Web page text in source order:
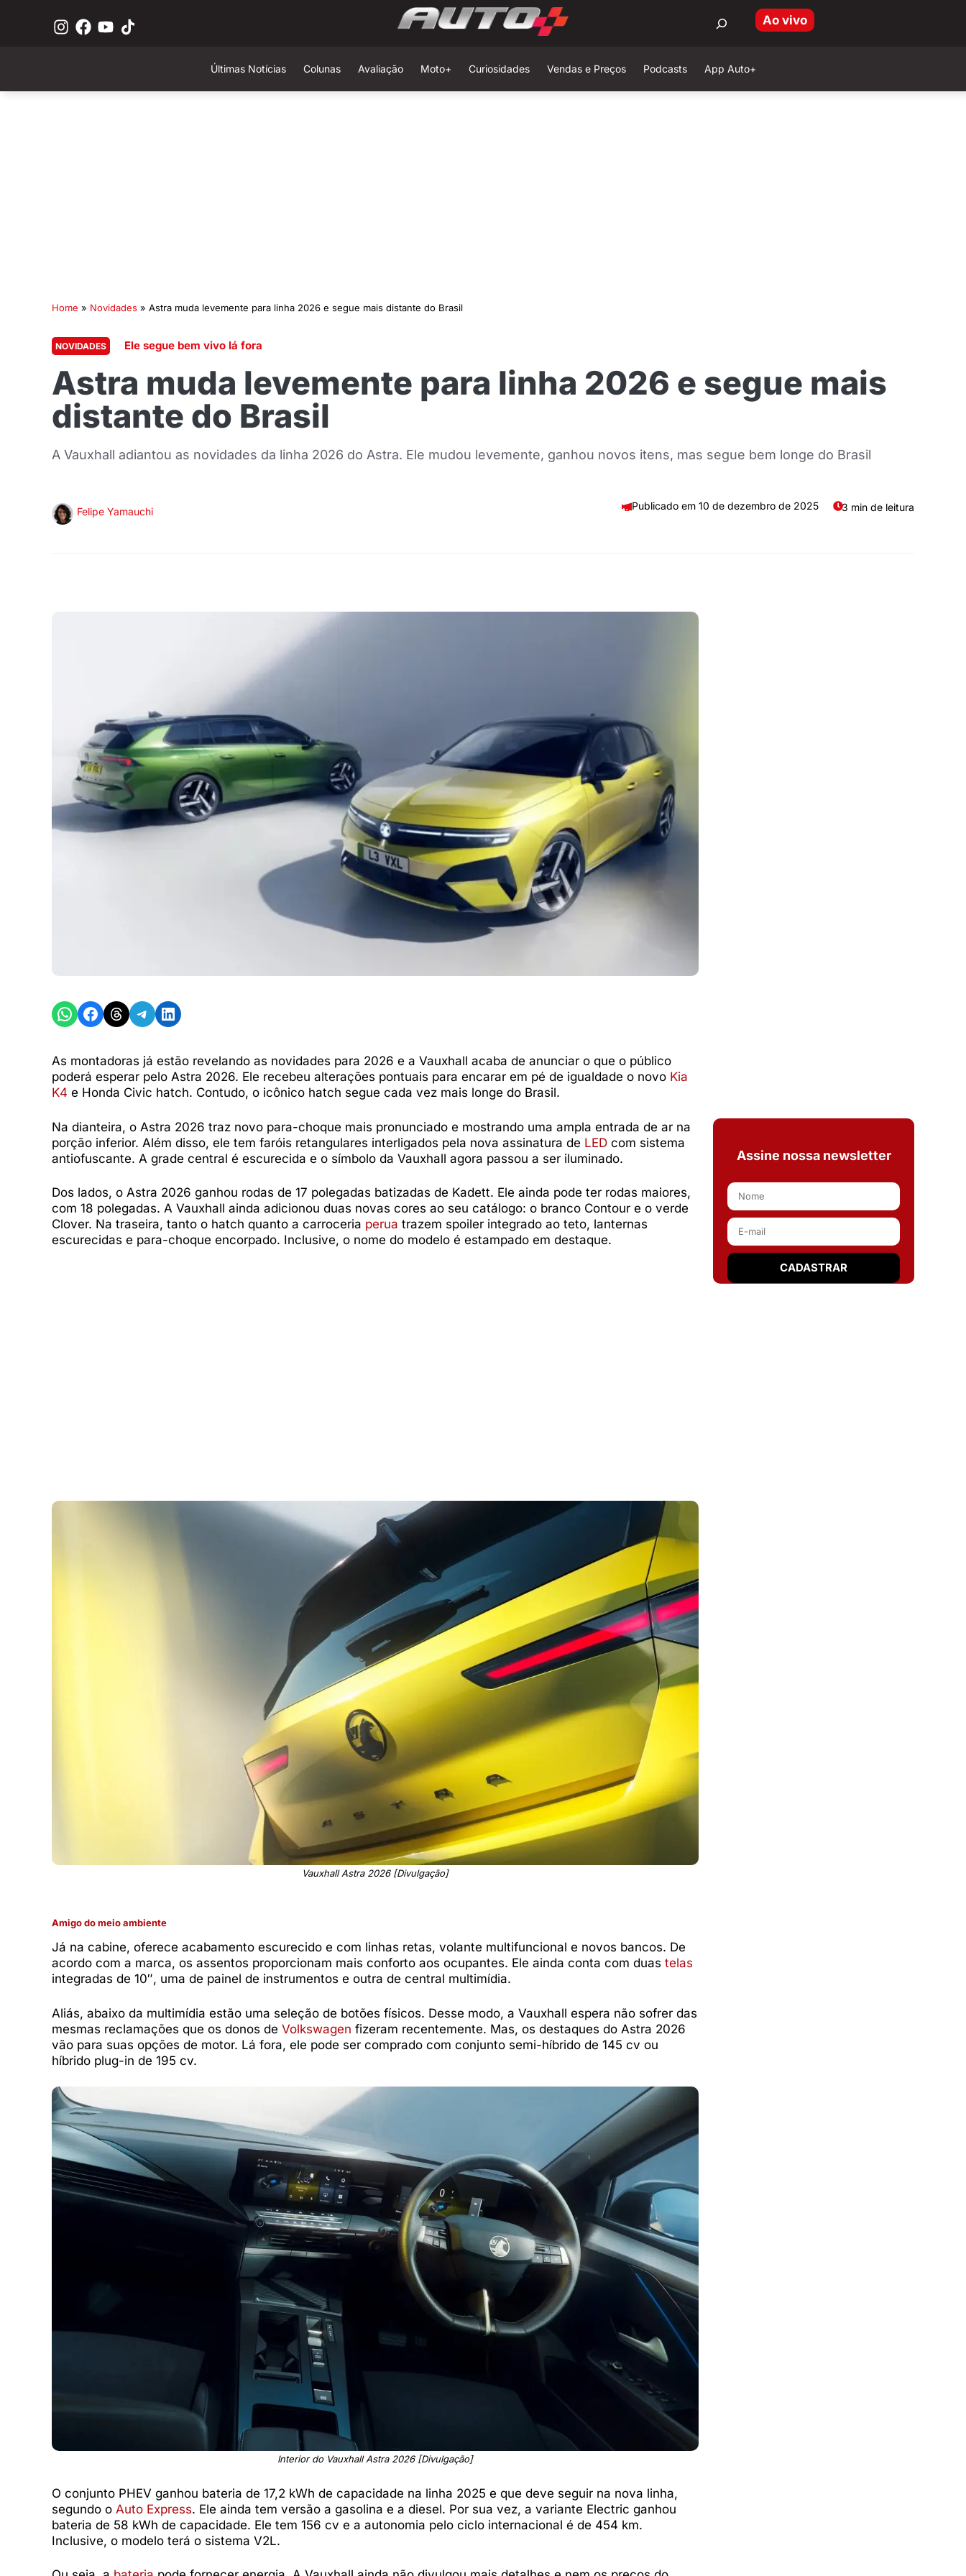
Ao vivo
Últimas Notícias Colunas Avaliação Moto+ Curiosidades Vendas e Preços Podcasts App Auto+
Home » Novidades » Astra muda levemente para linha 2026 e segue mais distante do Brasil
NOVIDADES Ele segue bem vivo lá fora
Astra muda levemente para linha 2026 e segue mais
distante do Brasil
A Vauxhall adiantou as novidades da linha 2026 do Astra. Ele mudou levemente, ganhou novos itens, mas segue bem longe do Brasil
Felipe Yamauchi 10 de dezembro de 2025 3 min de leitura
Share on WhatsApp
Share on Facebook
Share on Threads
Share on Telegram
Share on LinkedIn
As montadoras já estão revelando as novidades para 2026 e a Vauxhall acaba de anunciar o que o público
poderá esperar pelo Astra 2026. Ele recebeu alterações pontuais para encarar em pé de igualdade o novo Kia
K4 e Honda Civic hatch. Contudo, o icônico hatch segue cada vez mais longe do Brasil.
Na dianteira, o Astra 2026 traz novo para-choque mais pronunciado e mostrando uma ampla entrada de ar na
porção inferior. Além disso, ele tem faróis retangulares interligados pela nova assinatura de LED com sistema
antiofuscante. A grade central é escurecida e o símbolo da Vauxhall agora passou a ser iluminado.
Dos lados, o Astra 2026 ganhou rodas de 17 polegadas batizadas de Kadett. Ele ainda pode ter rodas maiores,
com 18 polegadas. A Vauxhall ainda adicionou duas novas cores ao seu catálogo: o branco Contour e o verde
Clover. Na traseira, tanto o hatch quanto a carroceria perua trazem spoiler integrado ao teto, lanternas
escurecidas e para-choque encorpado. Inclusive, o nome do modelo é estampado em destaque.
Vauxhall Astra 2026 [Divulgação]
Amigo do meio ambiente
Já na cabine, oferece acabamento escurecido e com linhas retas, volante multifuncional e novos bancos. De
acordo com a marca, os assentos proporcionam mais conforto aos ocupantes. Ele ainda conta com duas telas
integradas de 10″, uma de painel de instrumentos e outra de central multimídia.
Aliás, abaixo da multimídia estão uma seleção de botões físicos. Desse modo, a Vauxhall espera não sofrer das
mesmas reclamações que os donos de Volkswagen fizeram recentemente. Mas, os destaques do Astra 2026
vão para suas opções de motor. Lá fora, ele pode ser comprado com conjunto semi-híbrido de 145 cv ou
híbrido plug-in de 195 cv.
Interior do Vauxhall Astra 2026 [Divulgação]
O conjunto PHEV ganhou bateria de 17,2 kWh de capacidade na linha 2025 e que deve seguir na nova linha,
segundo o Auto Express. Ele ainda tem versão a gasolina e a diesel. Por sua vez, a variante Electric ganhou
bateria de 58 kWh de capacidade. Ele tem 156 cv e a autonomia pelo ciclo internacional é de 454 km.
Inclusive, o modelo terá o sistema V2L.
Assine nossa newsletter